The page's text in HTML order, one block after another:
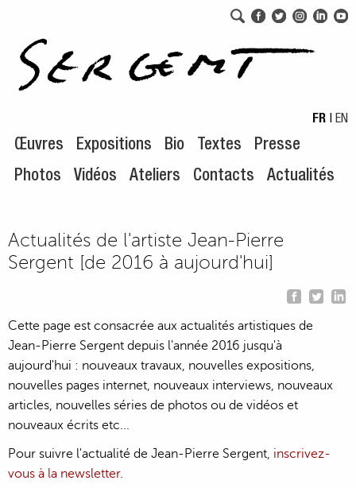
FR | EN
Œuvres Expositions Bio Textes
Presse
Photos
Vidéos Ateliers Contacts Actualités
Actualités de l'artiste Jean-Pierre
Sergent [de 2016 à aujourd'hui]
Cette page est consacrée aux actualités artistiques de
Jean-Pierre Sergent depuis l'année 2016 jusqu'à
aujourd'hui : nouveaux travaux, nouvelles expositions,
nouvelles pages internet, nouveaux interviews, nouveaux
articles, nouvelles séries de photos ou de vidéos et
nouveaux écrits etc...
Pour suivre l'actualité de Jean-Pierre Sergent, inscrivez-
vous à la newsletter.